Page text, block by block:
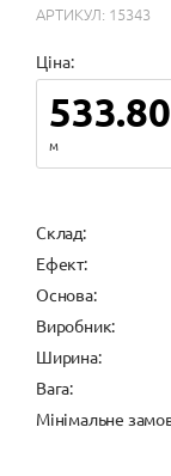
АРТИКУЛ: 15343
Ціна:
533.80
м
Cклад:
Ефект:
Основа:
Виробник:
Ширина:
Вага:
Мінімальне